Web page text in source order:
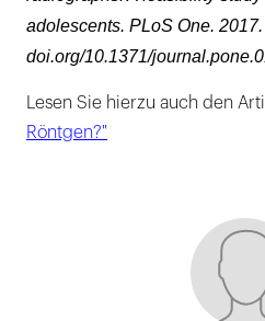
adolescents. PLoS One. 2017.
doi.org/10.1371/
Lesen Sie hierzu auch den
Röntgen?"